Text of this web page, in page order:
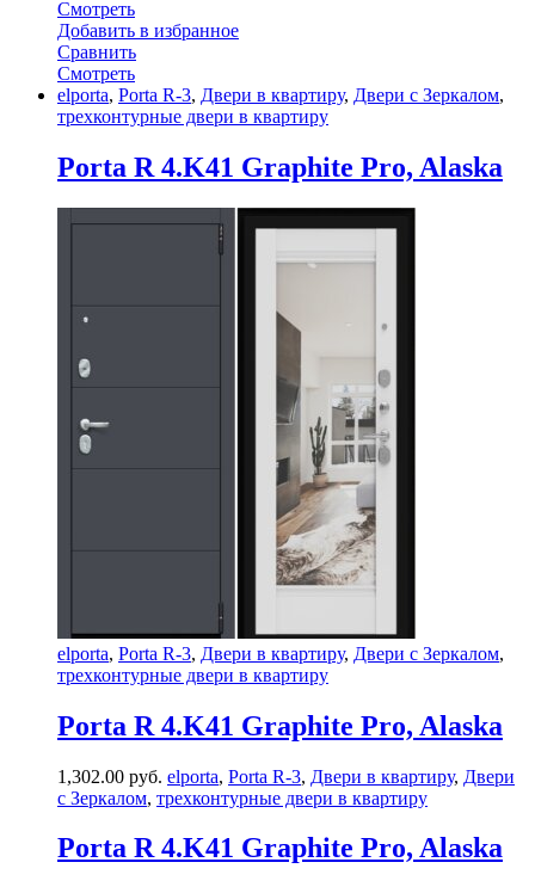
Смотреть
Добавить в избранное
Сравнить
Смотреть
elporta, Porta R-3, Двери в квартиру, Двери с Зеркалом,
трехконтурные двери в квартиру
Porta R 4.K41 Graphite Pro, Alaska
elporta, Porta R-3, Двери в квартиру, Двери с Зеркалом,
трехконтурные двери в квартиру
Porta R 4.K41 Graphite Pro, Alaska
1,302.00 руб. elporta, Porta R-3, Двери в квартиру, Двери
с Зеркалом, трехконтурные двери в квартиру
Porta R 4.K41 Graphite Pro, Alaska